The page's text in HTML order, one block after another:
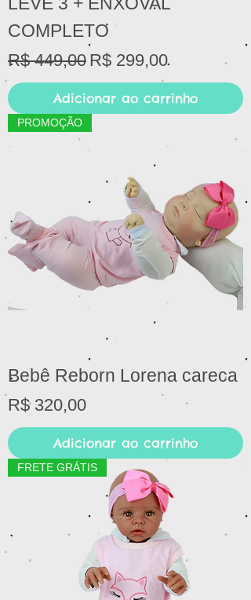
COMPLETO
Preço normal
R$ 449,00 Preço promocional
R$ 299,00
Adicionar ao carrinho
PROMOÇÃO
Bebê Reborn Lorena careca
Preço
R$ 320,00
Adicionar ao carrinho
FRETE GRÁTIS